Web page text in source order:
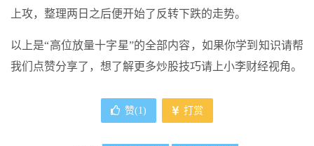
上攻，整理两日之后便开始了反转下跌的走势。
以上是“高位放量十字星”的全部内容，如果你学到知识请帮
我们点赞分享了，想了解更多炒股技巧请上小李财经视角。
赞(1) 打赏